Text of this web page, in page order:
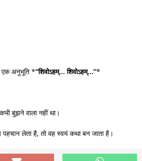
एक अनुभूति *“शिवोऽहम्… शिवोऽहम्…”*
बुझने वाला नहीं था।
लेता है, तो वह स्वयं कथा बन जाता है।